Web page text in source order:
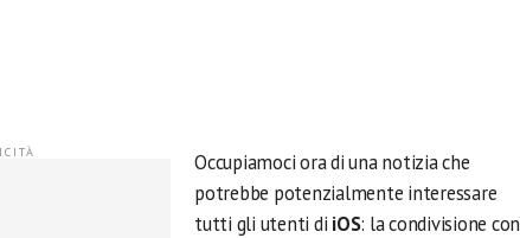
Occupiamoci ora di una notizia che
potrebbe potenzialmente interessare
tutti gli utenti di iOS: la condivisione con